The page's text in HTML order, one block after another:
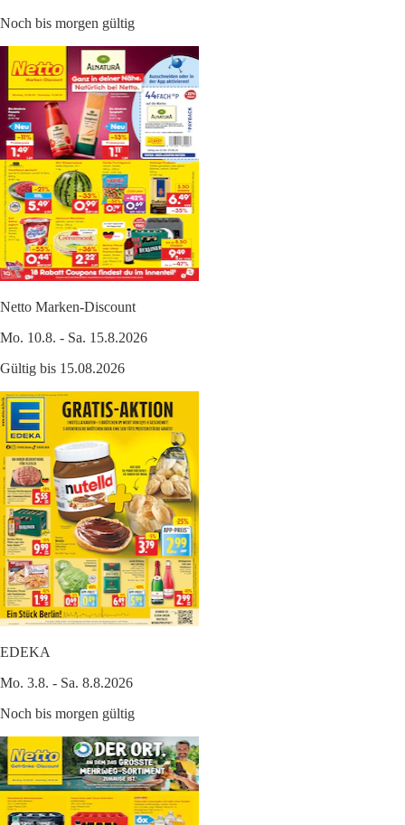
Noch bis morgen gültig
Netto Marken-Discount
Mo. 10.8. - Sa. 15.8.2026
Gültig bis 15.08.2026
EDEKA
Mo. 3.8. - Sa. 8.8.2026
Noch bis morgen gültig